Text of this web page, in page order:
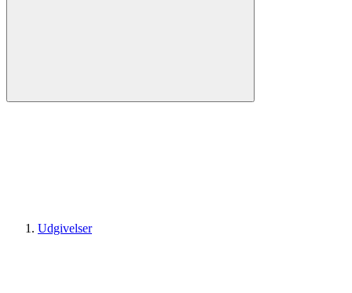
Udgivelser